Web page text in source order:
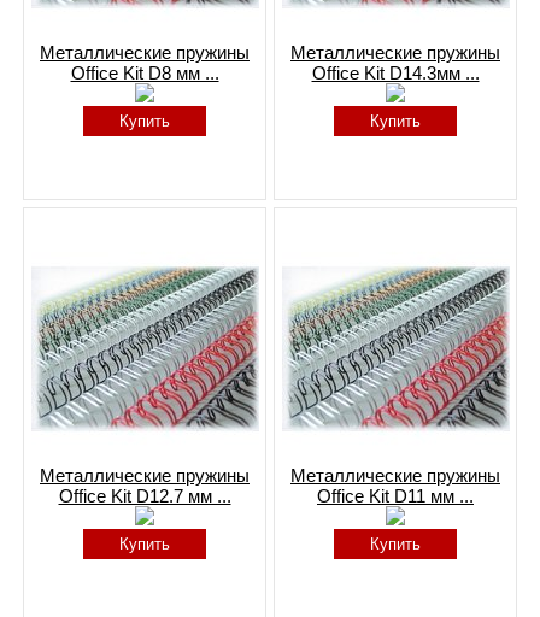
Металлические пружины
Office Kit D8 мм ...
Купить
Металлические пружины
Office Kit D14.3мм ...
Купить
Металлические пружины
Office Kit D12.7 мм ...
Купить
Металлические пружины
Office Kit D11 мм ...
Купить